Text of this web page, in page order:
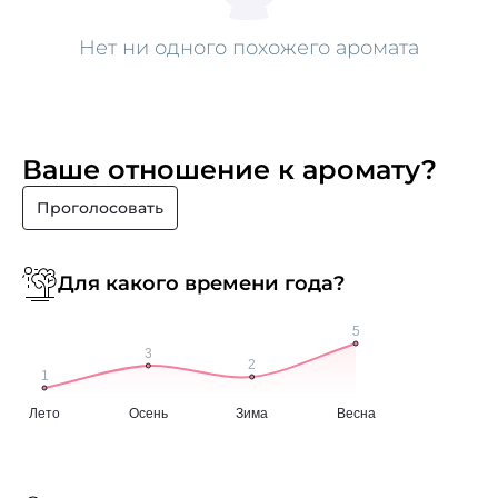
Нет ни одного похожего аромата
Ваше отношение к аромату?
Проголосовать
Для какого времени года?